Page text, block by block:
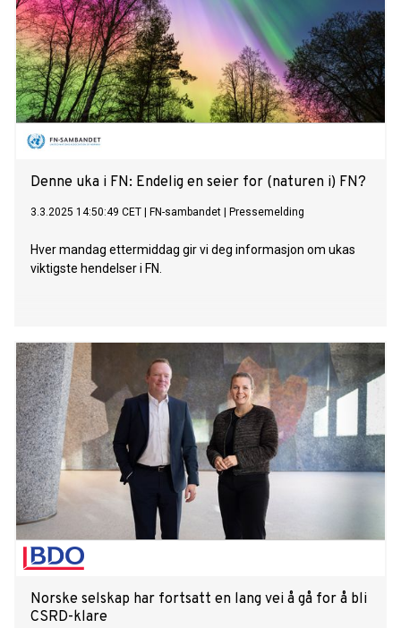
Denne uka i FN: Endelig en seier for (naturen i) FN?
3.3.2025 14:50:49 CET FN-sambandet Pressemelding
Hver mandag ettermiddag gir vi deg informasjon om ukas
viktigste hendelser i FN.
Norske selskap har fortsatt en lang vei å gå for å bli
CSRD-klare